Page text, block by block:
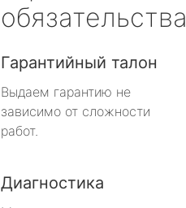
обязательства
Гарантийный талон
Выдаем гарантию не
зависимо от сложности
работ.
Диагностика